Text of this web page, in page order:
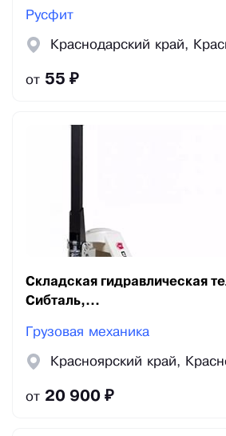
Русфит
Краснодарский край,
от 55 ₽
Складская гидравлическая
Сибталь,...
Грузовая механика
Красноярский край,
от 20 900 ₽